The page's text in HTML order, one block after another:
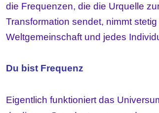
die Frequenzen, die die Urquelle
Transformation sendet, nimmt
Weltgemeinschaft und jedes
Du bist Frequenz
Eigentlich funktioniert das